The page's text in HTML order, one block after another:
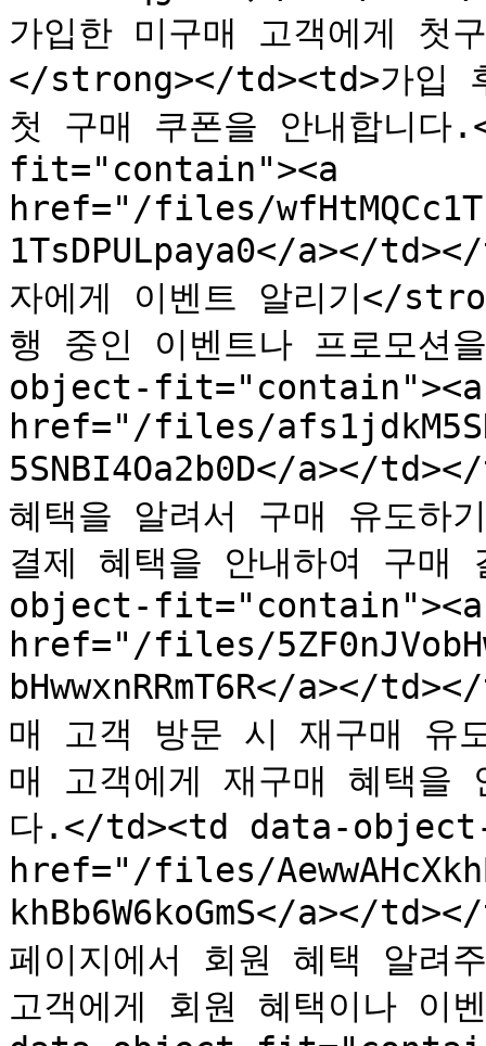
가입한 미구매 고객에게 첫
</strong></td><td>가입
첫 구매 쿠폰을 안내합니
fit="contain"><a
href="/files/
1TsDPULpaya0</a></
자에게 이벤트 알리기</
행 중인 이벤트나 프로모
object-fit="contain"><a
href="/files/
5SNBI4Oa2b0D</a></
혜택을 알려서 구매 유도
결제 혜택을 안내하여 구
object-fit="contain"><a
href="/files/
bHwwxnRRmT6R</a></
매 고객 방문 시 재구매
매 고객에게 재구매 혜택을
다.</td><td data-
href="/files/
khBb6W6koGmS</a></
페이지에서 회원 혜택 알
고객에게 회원 혜택이나 이